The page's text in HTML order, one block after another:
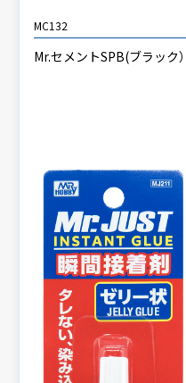
MC132
Mr.セメントSPB(ブラック）